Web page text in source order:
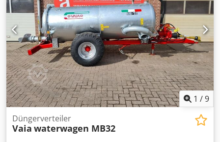
1 /9
Düngerverteiler
Vaia waterwagen MB32